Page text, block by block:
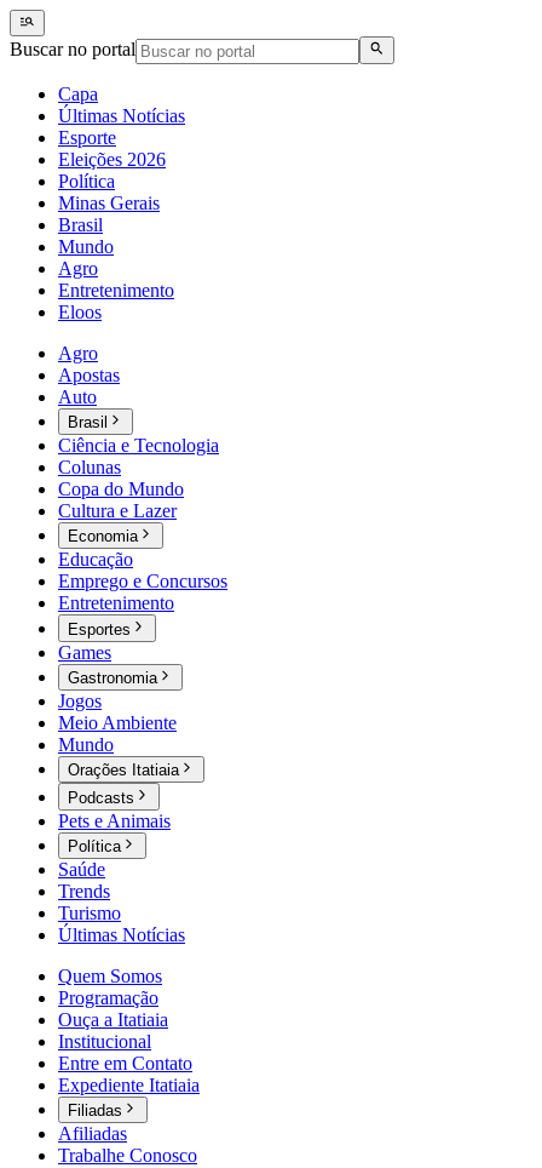
Buscar no portal
Capa
Últimas Notícias
Esporte
Eleições 2026
Política
Minas Gerais
Brasil
Mundo
Agro
Entretenimento
Eloos
Agro
Apostas
Auto
Brasil
Ciência e Tecnologia
Colunas
Copa do Mundo
Cultura e Lazer
Economia
Educação
Emprego e Concursos
Entretenimento
Esportes
Games
Gastronomia
Jogos
Meio Ambiente
Mundo
Orações Itatiaia
Podcasts
Pets e Animais
Política
Saúde
Trends
Turismo
Últimas Notícias
Quem Somos
Programação
Ouça a Itatiaia
Institucional
Entre em Contato
Expediente Itatiaia
Filiadas
Afiliadas
Trabalhe Conosco